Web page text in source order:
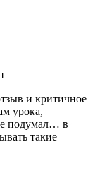
и критичное
урока,
подумал… в
такие